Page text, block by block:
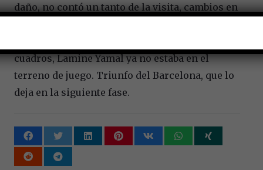
daño, no contó un tanto de la visita, cambios en
cuadros, Lamine Yamal ya no estaba en el
terreno de juego. Triunfo del Barcelona, que lo
deja en la siguiente fase.